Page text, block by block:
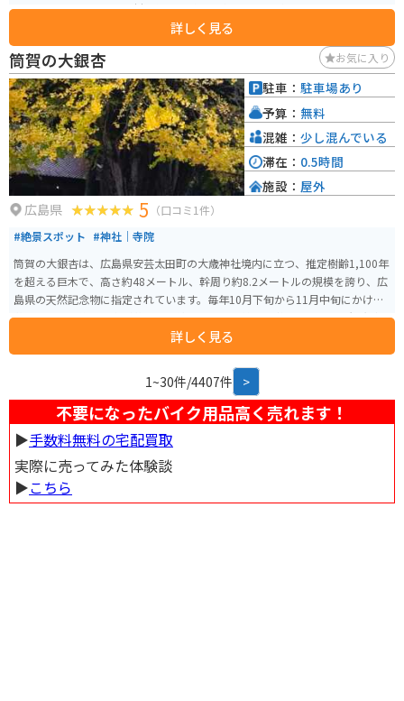
トランでは、地元産の食材を使った料理を楽しむことができます。 バイクで
訪れる場合、道の駅には広い駐車場が完備されているので安心です。周辺に
は、のどかな田園風景が広がっており、ツーリングの休憩スポットとしても
最適です。 道の駅 来夢とごうちからほど近い場所には、歴史的な建造物であ
る吉田郡山城跡や、美しい自然を楽しめる深入山など、観光スポットも点在
しています。
詳しく見る
筒賀の大銀杏 お気に入り
広島県 5 （口コミ1件）
#絶景スポット #神社｜寺院
筒賀の大銀杏は、広島県安芸太田町の大歳神社境内に立つ、推定樹齢1,100年
を超える巨木で、高さ約48メートル、幹周り約8.2メートルの規模を誇り、広
島県の天然記念物に指定されています。毎年10月下旬から11月中旬にかけて
黄葉し、落葉後は境内が黄金色の絨毯のように美しく彩られ、多くの観光客
が訪れます。紅葉シーズンにはライトアップも行われ、幻想的な光景が楽し
めます。アクセスは中国自動車道戸河内ICから車で約10分で、駐車場も完備
詳しく見る
駐車： 駐車場あり
予算： 無料
混雑： 少し混んでいる
滞在： 0.5時間
施設： 屋外
1~30件/4407件 >
不要になったバイク用品高く売れます！
▶︎手数料無料の宅配買取
実際に売ってみた体験談
▶︎こちら